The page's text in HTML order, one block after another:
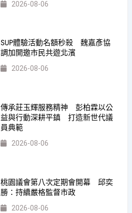
2026-08-06
SUP體驗活動名額秒殺 魏嘉彥協
調加開邀市民共遊北濱
2026-08-06
傳承莊玉輝服務精神 彭柏霖以公
益與行動深耕平鎮 打造新世代議
員典範
2026-08-06
桃園議會第八次定期會開幕 邱奕
勝：持續嚴格監督市政
2026-08-06